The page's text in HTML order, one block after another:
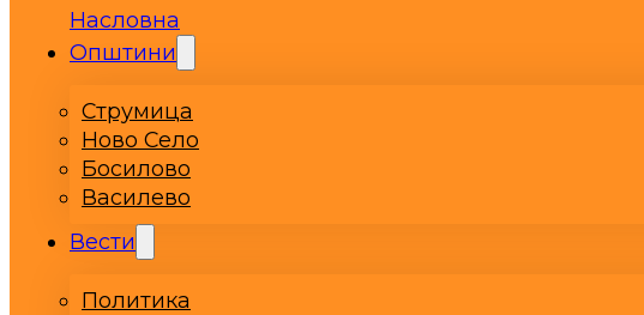
Насловна
Општини
Струмица
Ново Село
Босилово
Василево
Вести
Политика